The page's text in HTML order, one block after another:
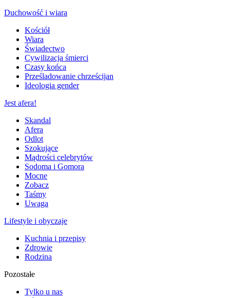
Duchowość i wiara
Kościół
Wiara
Świadectwo
Cywilizacja śmierci
Czasy końca
Prześladowanie chrześcijan
Ideologia gender
Jest afera!
Skandal
Afera
Odlot
Szokujące
Mądrości celebrytów
Sodoma i Gomora
Mocne
Zobacz
Taśmy
Uwaga
Lifestyle i obyczaje
Kuchnia i przepisy
Zdrowie
Rodzina
Pozostałe
Tylko u nas